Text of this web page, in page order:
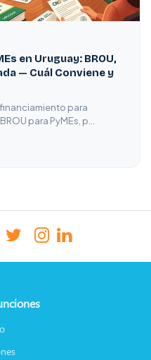
en Uruguay: BROU,
— Cuál Conviene y
para
para PyMEs, p…